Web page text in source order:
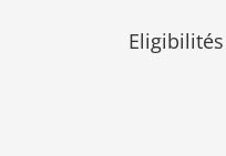
Eligibilités